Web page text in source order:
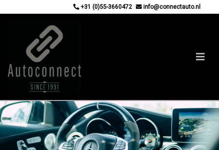
+31 (0)55-3660472 info@connectauto.nl